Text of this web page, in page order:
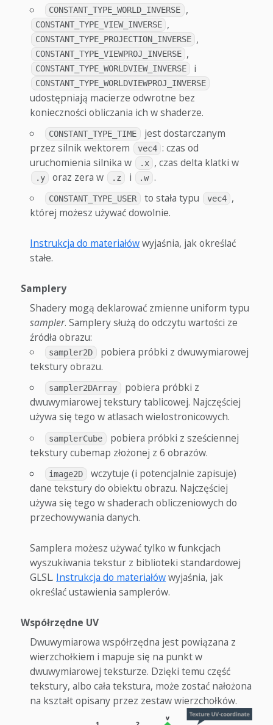
CONSTANT_TYPE_WORLD_INVERSE ,
CONSTANT_TYPE_VIEW_INVERSE ,
CONSTANT_TYPE_PROJECTION_INVERSE ,
CONSTANT_TYPE_VIEWPROJ_INVERSE ,
CONSTANT_TYPE_WORLDVIEW_INVERSE i
CONSTANT_TYPE_WORLDVIEWPROJ_INVERSE
udostępniają macierze odwrotne bez
konieczności obliczania ich w shaderze.
CONSTANT_TYPE_TIME
jest dostarczanym
przez silnik wektorem
vec4 : czas od
uruchomienia silnika w
.x , czas delta klatki w
.y oraz zera w .z i .w .
CONSTANT_TYPE_USER to stała typu vec4 ,
której możesz używać dowolnie.
Instrukcja do materiałówwyjaśnia, jak określać
stałe.
Samplery
Shadery mogą deklarować zmienne uniform typu
sampler. Samplery służą do odczytu wartości ze
źródła obrazu:
sampler2D
pobiera próbki z dwuwymiarowej
tekstury obrazu.
sampler2DArray
pobiera próbki z
dwuwymiarowej tekstury tablicowej. Najczęściej
używa się tego w atlasach wielostronicowych.
samplerCube
pobiera próbki z sześciennej
tekstury cubemap złożonej z 6 obrazów.
image2D
wczytuje (i potencjalnie zapisuje)
dane tekstury do obiektu obrazu. Najczęściej
używa się tego w shaderach obliczeniowych do
przechowywania danych.
Samplera możesz używać tylko w funkcjach
wyszukiwania tekstur z biblioteki standardowej
GLSL. Instrukcja do materiałówwyjaśnia, jak
określać ustawienia samplerów.
Współrzędne UV
Dwuwymiarowa współrzędna jest powiązana z
wierzchołkiem i mapuje się na punkt w
dwuwymiarowej teksturze. Dzięki temu część
tekstury, albo cała tekstura, może zostać nałożona
na kształt opisany przez zestaw wierzchołków.